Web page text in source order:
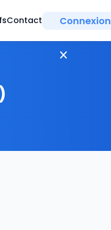
Contact Connexion